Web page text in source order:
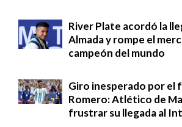
River Plate acordó la
Almada y rompe el
campeón del mundo
Giro inesperado por el
Romero: Atlético de
frustrar su llegada al